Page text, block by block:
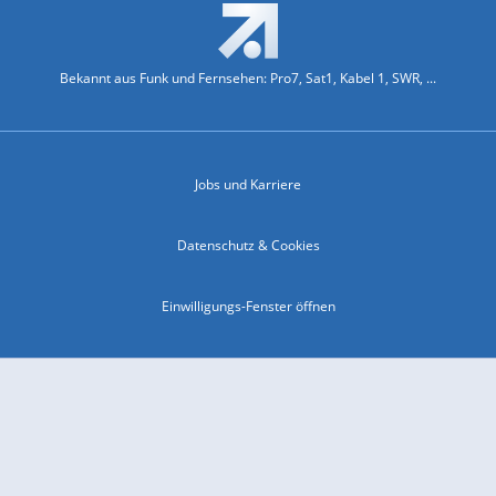
Bekannt aus Funk und Fernsehen: Pro7, Sat1, Kabel 1, SWR, ...
Jobs und Karriere
Datenschutz & Cookies
Einwilligungs-Fenster öffnen